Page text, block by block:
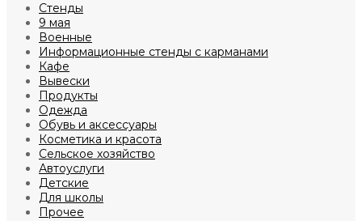
Стенды
9 мая
Военные
Информационные стенды с карманами
Кафе
Вывески
Продукты
Одежда
Обувь и аксессуары
Косметика и красота
Сельское хозяйство
Автоуслуги
Детские
Для школы
Прочее